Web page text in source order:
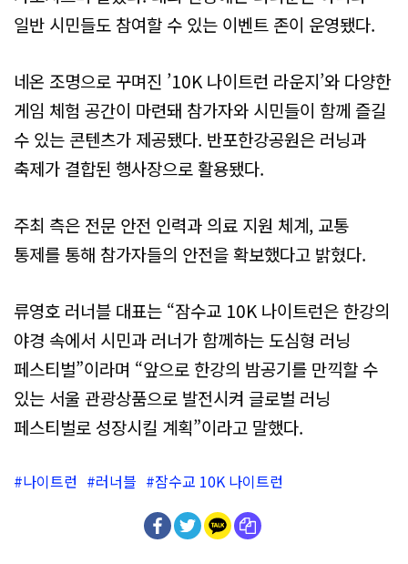
일반 시민들도 참여할 수 있는 이벤트 존이 운영됐다.
네온 조명으로 꾸며진 ’10K 나이트런 라운지’와 다양한
게임 체험 공간이 마련돼 참가자와 시민들이 함께 즐길
수 있는 콘텐츠가 제공됐다. 반포한강공원은 러닝과
축제가 결합된 행사장으로 활용됐다.
주최 측은 전문 안전 인력과 의료 지원 체계, 교통
통제를 통해 참가자들의 안전을 확보했다고 밝혔다.
류영호 러너블 대표는 “잠수교 10K 나이트런은 한강의
야경 속에서 시민과 러너가 함께하는 도심형 러닝
페스티벌”이라며 “앞으로 한강의 밤공기를 만끽할 수
있는 서울 관광상품으로 발전시켜 글로벌 러닝
페스티벌로 성장시킬 계획”이라고 말했다.
나이트런 러너블 잠수교 10K 나이트런